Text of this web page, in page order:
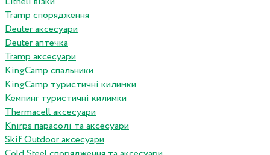
Tramp спорядження
Deuter аксесуари
Deuter аптечка
Tramp аксесуари
KingCamp спальники
KingCamp туристичні килимки
Кемпинг туристичні килимки
Thermacell аксесуари
Knirps парасолі та аксесуари
Skif Outdoor аксесуари